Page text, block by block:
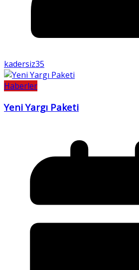
kadersiz35
Haberler
Yeni Yargı Paketi